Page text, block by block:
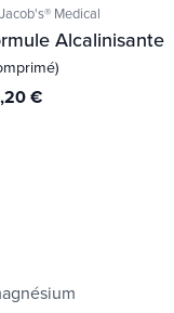
Medical
Alcalinisante
€